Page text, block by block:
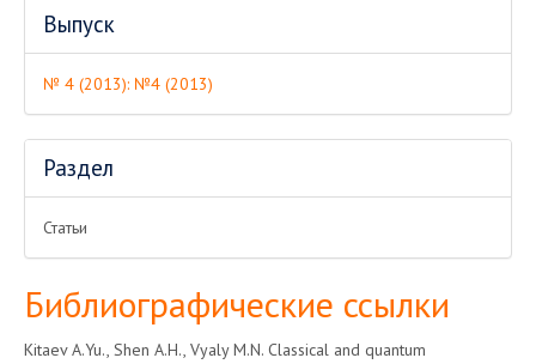
Выпуск
№ 4 (2013): №4 (2013)
Раздел
Статьи
Библиографические ссылки
Kitaev A.Yu., Shen A.H., Vyaly M.N. Classical and quantum